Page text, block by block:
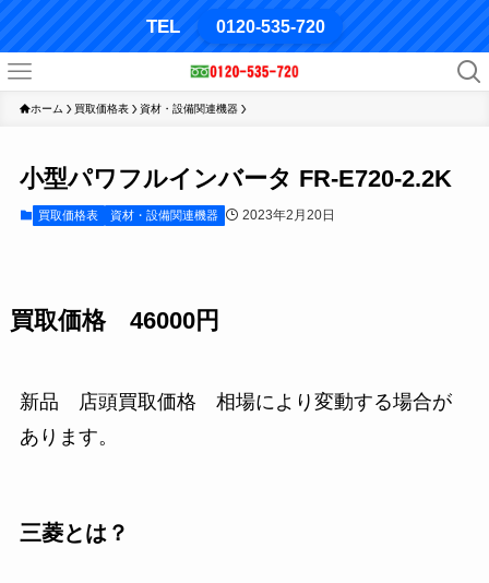
TEL 0120-535-720
ホーム 買取価格表 資材・設備関連機器
小型パワフルインバータ FR-E720-2.2K
買取価格表 資材・設備関連機器 2023年2月20日
買取価格 46000円
新品 店頭買取価格 相場により変動する場合が
あります。
三菱とは？